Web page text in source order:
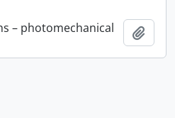
– photomechanical